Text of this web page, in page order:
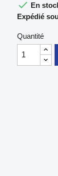
 En
Expédié
Quantité